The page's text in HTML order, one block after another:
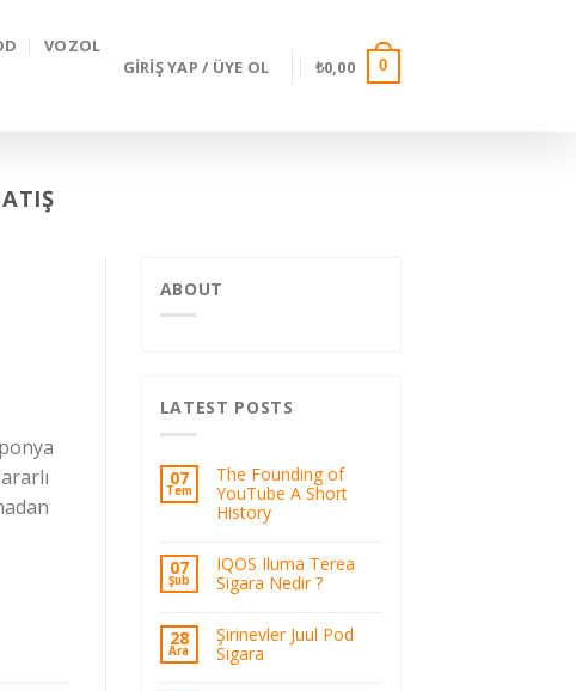
VOZOL
GIRIŞ YAP / ÜYE OL ₺0,00 0
ABOUT
LATEST POSTS
07
Tem
The Founding of
YouTube A Short
History
07
Şub
IQOS Iluma Terea
Sigara Nedir ?
28
Ara
Şirinevler Juul Pod
Sigara